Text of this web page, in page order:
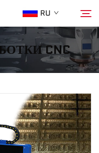
RU
Поиск
CNC